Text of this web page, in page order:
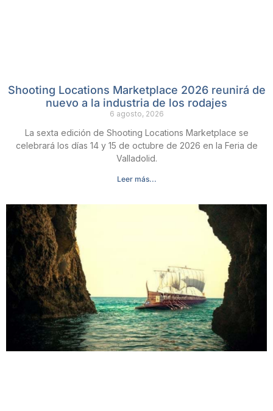
Shooting Locations Marketplace 2026 reunirá de
nuevo a la industria de los rodajes
6 agosto, 2026
La sexta edición de Shooting Locations Marketplace se
celebrará los días 14 y 15 de octubre de 2026 en la Feria de
Valladolid.
Leer más...